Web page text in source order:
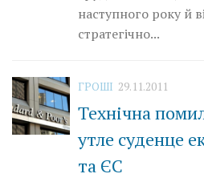
наступного року й
стратегічно...
ГРОШІ 29.11.2011
Технічна
утле суденце
та ЄС